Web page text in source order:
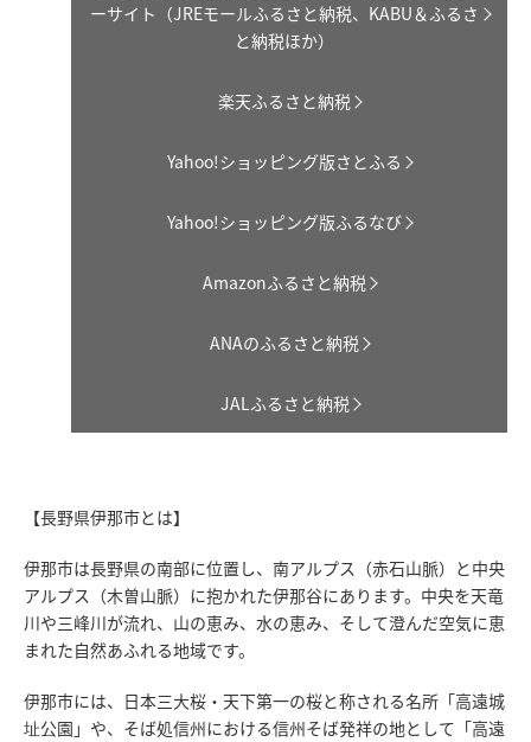
ーサイト（JREモールふるさと納税、KABU＆ふるさ
と納税ほか）
楽天ふるさと納税
Yahoo!ショッピング版さとふる
Yahoo!ショッピング版ふるなび
Amazonふるさと納税
ANAのふるさと納税
JALふるさと納税
【長野県伊那市とは】
伊那市は長野県の南部に位置し、南アルプス（赤石山脈）と中央
アルプス（木曽山脈）に抱かれた伊那谷にあります。中央を天竜
川や三峰川が流れ、山の恵み、水の恵み、そして澄んだ空気に恵
まれた自然あふれる地域です。
伊那市には、日本三大桜・天下第一の桜と称される名所「高遠城
址公園」や、そば処信州における信州そば発祥の地として「高遠